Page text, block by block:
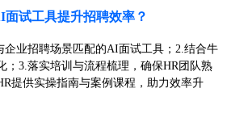
试工具提升招聘效率？
企业招聘场景匹配的AI面试工具；2.结合牛
；3.落实培训与流程梳理，确保HR团队熟
提供实操指南与案例课程，助力效率升